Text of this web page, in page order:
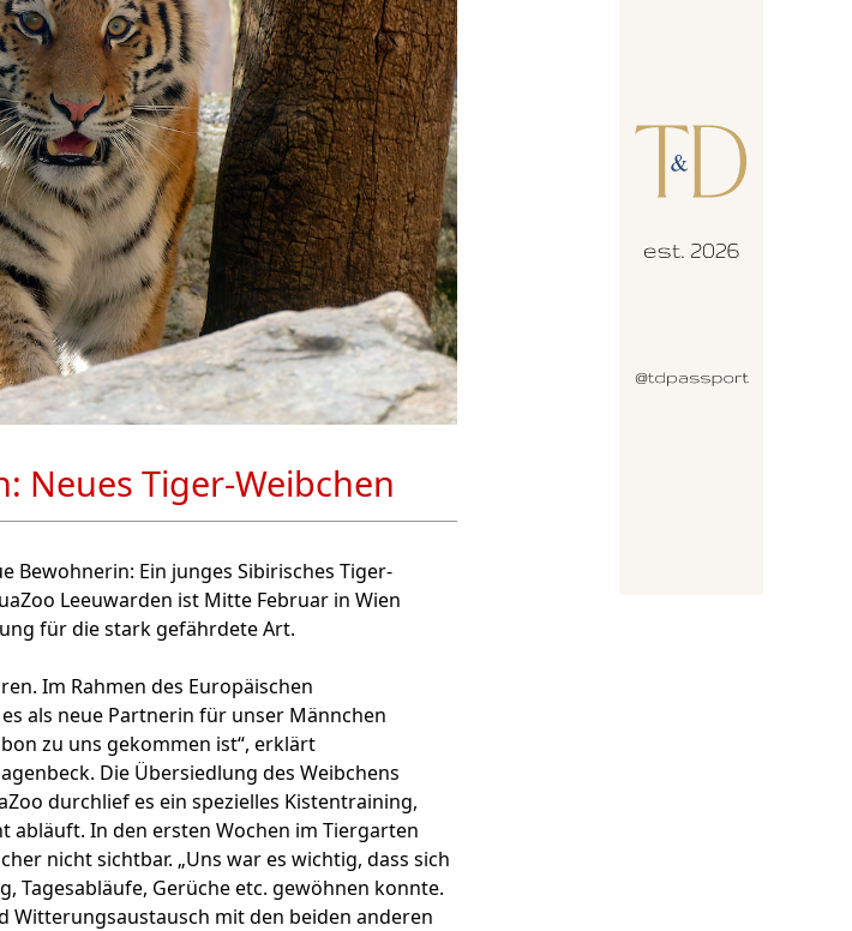
Neues Tiger-Weibchen
Bewohnerin: Ein junges Sibirisches Tiger-
Leeuwarden ist Mitte Februar in Wien
für die stark gefährdete Art.
Im Rahmen des Europäischen
als neue Partnerin für unser Männchen
zu uns gekommen ist“, erklärt
Die Übersiedlung des Weibchens
durchlief es ein spezielles Kistentraining,
In den ersten Wochen im Tiergarten
nicht sichtbar. „Uns war es wichtig, dass sich
Tagesabläufe, Gerüche etc. gewöhnen konnte.
Witterungsaustausch mit den beiden anderen